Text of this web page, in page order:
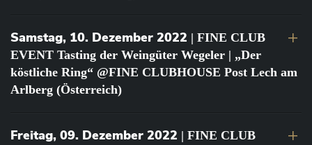
Samstag, 10. Dezember 2022 | FINE CLUB
EVENT Tasting der Weingüter Wegeler | „Der
köstliche Ring“ @FINE CLUBHOUSE Post Lech am
Arlberg (Österreich)
Freitag, 09. Dezember 2022 | FINE CLUB